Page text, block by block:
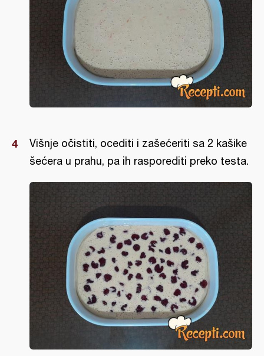
Višnje očistiti, ocediti i zašećeriti sa 2 kašike
šećera u prahu, pa ih rasporediti preko testa.